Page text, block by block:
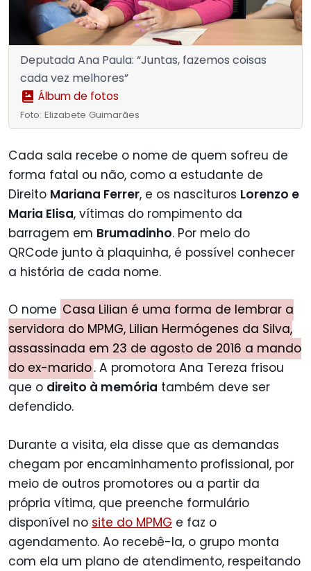
Deputada Ana Paula: “Juntas, fazemos coisas
cada vez melhores”
Álbum de fotos
Foto: Elizabete Guimarães
Cada sala recebe o nome de quem sofreu de
forma fatal ou não, como a estudante de
Direito Mariana Ferrer, e os nascituros Lorenzo e
Maria Elisa, vítimas do rompimento da
barragem em Brumadinho. Por meio do
QRCode junto à plaquinha, é possível conhecer
a história de cada nome.
O nome Casa Lilian é uma forma de lembrar a
servidora do MPMG, Lilian Hermógenes da Silva,
assassinada em 23 de agosto de 2016 a mando
do ex-marido. A promotora Ana Tereza frisou
que o direito à memória também deve ser
defendido.
Durante a visita, ela disse que as demandas
chegam por encaminhamento profissional, por
meio de outros promotores ou a partir da
própria vítima, que preenche formulário
disponível no site do MPMG e faz o
agendamento. Ao recebê-la, o grupo monta
com ela um plano de atendimento, respeitando